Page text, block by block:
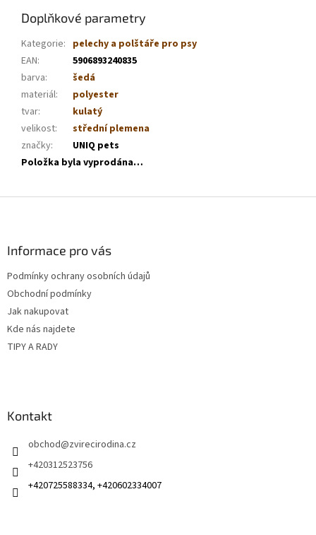
Doplňkové parametry
Kategorie: pelechy a polštáře pro psy
EAN:
5906893240835
barva:
šedá
materiál:
polyester
tvar:
kulatý
velikost:
střední plemena
značky:
UNIQ pets
Položka byla vyprodána…
Informace pro vás
Podmínky ochrany osobních údajů
Obchodní podmínky
Jak nakupovat
Kde nás najdete
TIPY A RADY
Kontakt
obchod@zvirecirodina.cz
+420312523756
+420725588334, +420602334007